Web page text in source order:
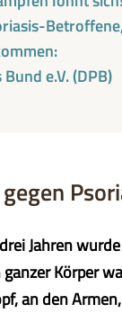
e.V. (DPB)
Jahren
Körper
an den